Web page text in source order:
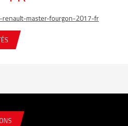
master-fourgon-2017-fr